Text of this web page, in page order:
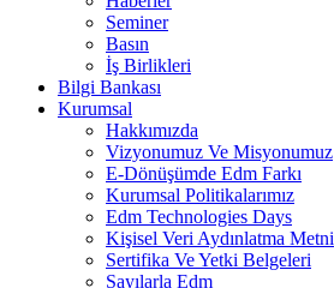
Seminer
Basın
İş Birlikleri
Bilgi Bankası
Kurumsal
Hakkımızda
Vizyonumuz Ve Misyonumuz
E-Dönüşümde Edm Farkı
Kurumsal Politikalarımız
Edm Technologies Days
Kişisel Veri Aydınlatma Metni
Sertifika Ve Yetki Belgeleri
Sayılarla Edm